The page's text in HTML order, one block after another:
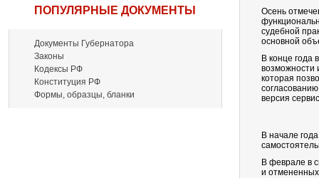
ПОПУЛЯРНЫЕ ДОКУМЕНТЫ
Документы Губернатора
Законы
Кодексы РФ
Конституция РФ
Формы, образцы, бланки
Осень
судебной
основной
В конце года
возможности
которая
версия
В начале
В феврале в
и отмененных